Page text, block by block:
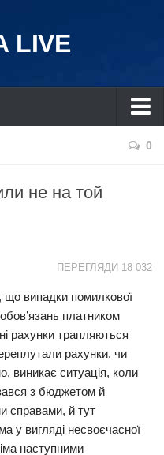
LIVE
0
не на той
ПЕРЕГЛЯДИ 18 032
що випадки помилкової
платником
рахунки трапляються
рахунки, чи
виникає ситуація, коли
з бюджетом й
справами, й тут
у вигляді несвоєчасної
наступними